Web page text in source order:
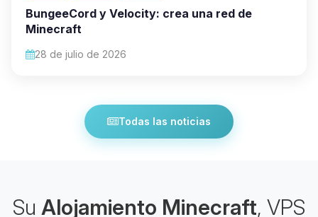
BungeeCord y Velocity: crea una red de
Minecraft
28 de julio de 2026
Todas las noticias
Su Alojamiento Minecraft, VPS